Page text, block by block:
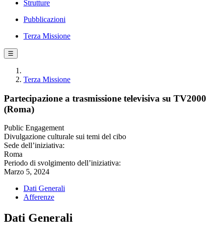
Strutture
Pubblicazioni
Terza Missione
☰
Terza Missione
Partecipazione a trasmissione televisiva su TV2000
(Roma)
Public Engagement
Divulgazione culturale sui temi del cibo
Sede dell’iniziativa:
Roma
Periodo di svolgimento dell’iniziativa:
Marzo 5, 2024
Dati Generali
Afferenze
Dati Generali